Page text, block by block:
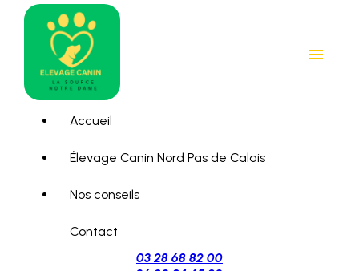
menu
Accueil
Élevage Canin Nord Pas de Calais
Nos conseils
Contact
03 28 68 82 00
Panneau de gestion des cookies